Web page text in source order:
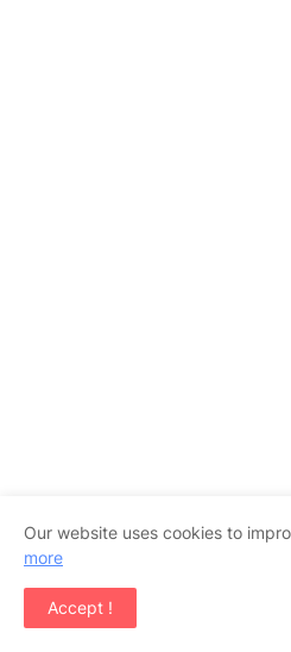
Our website uses cookies to
more
Accept !